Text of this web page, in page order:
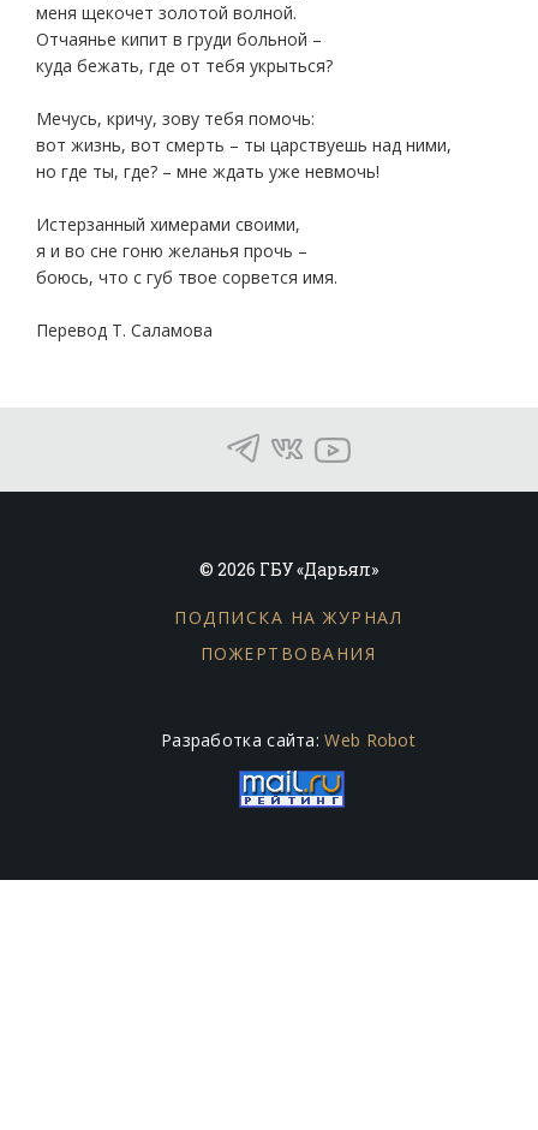
меня щекочет золотой волной.
Отчаянье кипит в груди больной –
куда бежать, где от тебя укрыться?
Мечусь, кричу, зову тебя помочь:
вот жизнь, вот смерть – ты царствуешь над ними,
но где ты, где? – мне ждать уже невмочь!
Истерзанный химерами своими,
я и во сне гоню желанья прочь –
боюсь, что с губ твое сорвется имя.
Перевод Т. Саламова
© 2026 ГБУ «Дарьял»
ПОДПИСКА НА ЖУРНАЛ
ПОЖЕРТВОВАНИЯ
Разработка сайта:Web Robot